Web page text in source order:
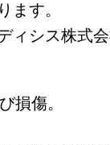
ます。
シス株式
損傷。